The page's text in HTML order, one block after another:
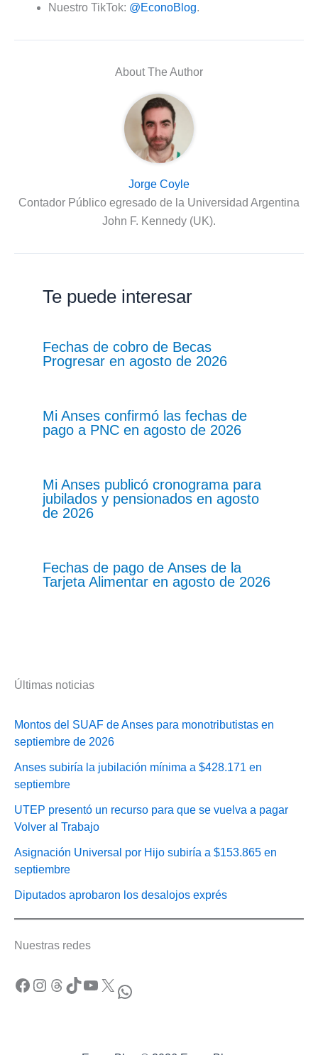
Nuestro TikTok: @EconoBlog.
About The Author
Jorge Coyle
Contador Público egresado de la Universidad Argentina
John F. Kennedy (UK).
Te puede interesar
Fechas de cobro de Becas
Progresar en agosto de 2026
Mi Anses confirmó las fechas de
pago a PNC en agosto de 2026
Mi Anses publicó cronograma para
jubilados y pensionados en agosto
de 2026
Fechas de pago de Anses de la
Tarjeta Alimentar en agosto de 2026
Últimas noticias
Montos del SUAF de Anses para monotributistas en
septiembre de 2026
Anses subiría la jubilación mínima a $428.171 en
septiembre
UTEP presentó un recurso para que se vuelva a pagar
Volver al Trabajo
Asignación Universal por Hijo subiría a $153.865 en
septiembre
Diputados aprobaron los desalojos exprés
Nuestras redes
Facebook Instagram Threads TikTok YouTube X WhatsApp